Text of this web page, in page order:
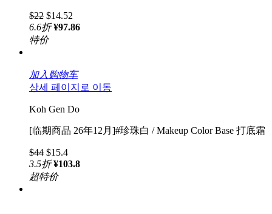
$22 $14.52
6.6折 ¥97.86
特价
加入购物车
상세 페이지로 이동
Koh Gen Do
[临期商品 26年12月]#珍珠白 / Makeup Color Base 打底霜
$44 $15.4
3.5折 ¥103.8
超特价